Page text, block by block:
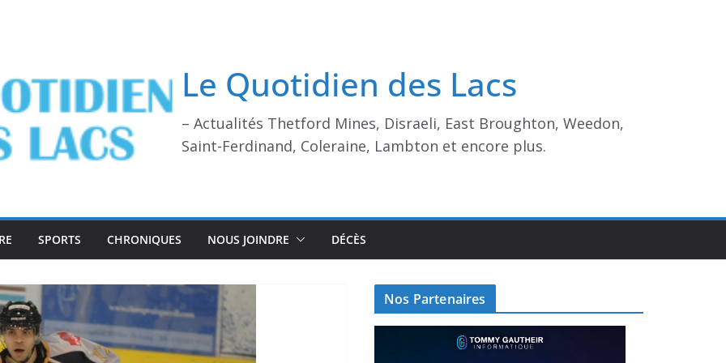
Le Quotidien des Lacs
– Actualités Thetford Mines, Disraeli, East Broughton, Weedon,
Saint-Ferdinand, Coleraine, Lambton et encore plus.
SPORTS CHRONIQUES NOUS JOINDRE DÉCÈS
Nos Partenaires